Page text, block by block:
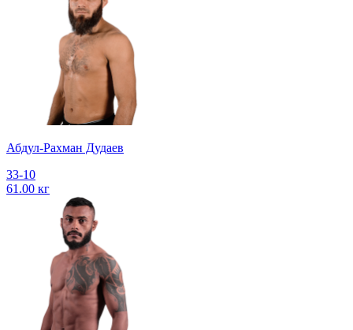
Абдул-Рахман Дудаев
33-10
61.00 кг